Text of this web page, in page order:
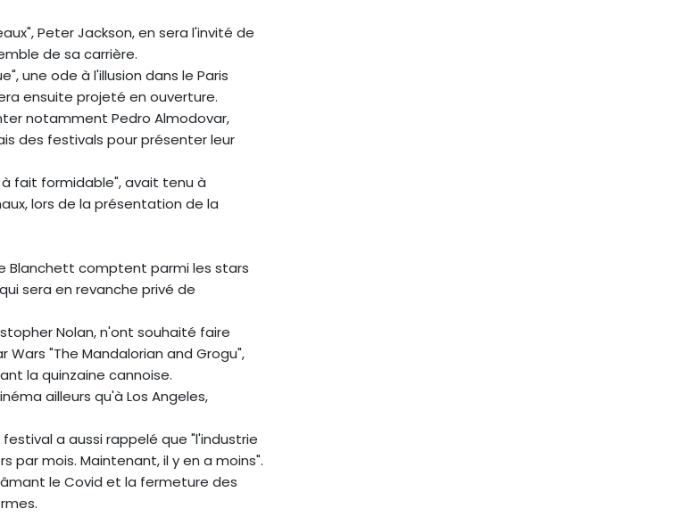
Peter Jackson, en sera l'invité de
de sa carrière.
une ode à l'illusion dans le Paris
ensuite projeté en ouverture.
notamment Pedro Almodovar,
des festivals pour présenter leur
fait formidable", avait tenu à
lors de la présentation de la
Blanchett comptent parmi les stars
sera en revanche privé de
Nolan, n'ont souhaité faire
"The Mandalorian and Grogu",
la quinzaine cannoise.
ailleurs qu'à Los Angeles,
a aussi rappelé que "l'industrie
par mois. Maintenant, il y en a moins".
le Covid et la fermeture des